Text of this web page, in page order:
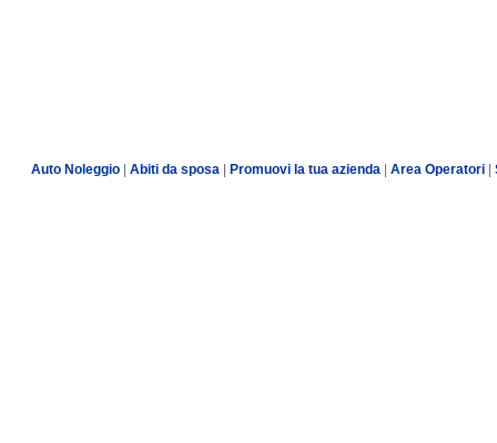
Auto Noleggio Abiti da sposa Promuovi la tua azienda Area Operatori